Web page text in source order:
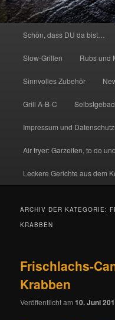
Schön, dass DU da bist…
Slow-Grillen Rubs und
Sinnvolles Zubehör
Grill A-B-C
Impressum und
Air fryer: Garzeiten, to do
Leckere Gerichte aus dem
ARCHIV DER KATEGORIE:
KRABBEN
Frischlachs-
Krabben
Veröffentlicht am10. Juni